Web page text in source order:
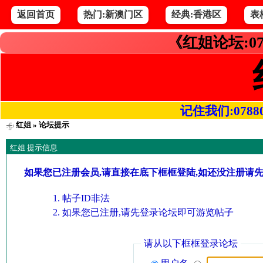
返回首页 热门:新澳门区 经典:香港区 表
《红姐论坛
记住我们
红姐» 论坛提示
红姐 提示信息
如果您已注册会员,请直接在底下框框登陆,如还没注册请
帖子ID非法
如果您已注册,请先登录论坛即可游览帖子
请从以下框框登录论坛